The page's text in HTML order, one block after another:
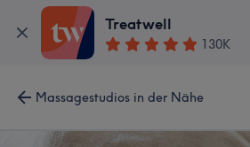
Treatwell
130K
Massagestudios in der Nähe